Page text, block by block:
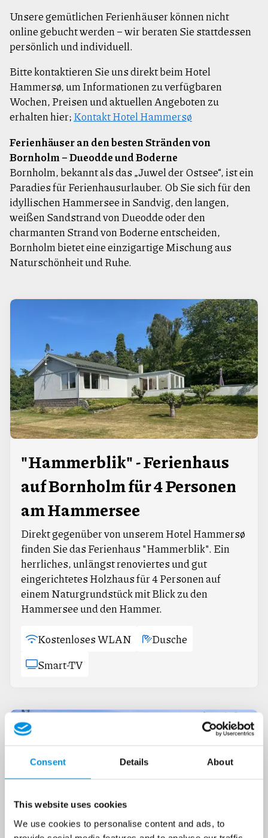
Consent Details About
This website uses cookies
We use cookies to personalise content and ads, to
Unsere gemütlichen Ferienhäuser können nicht
online gebucht werden – wir beraten Sie stattdessen
persönlich und individuell.
Bitte kontaktieren Sie uns direkt beim Hotel
Hammersø, um Informationen zu verfügbaren
Wochen, Preisen und aktuellen Angeboten zu
erhalten hier; Kontakt Hotel Hammersø
Ferienhäuser an den besten Stränden von
Bornholm – Dueodde und Boderne
Bornholm, bekannt als das „Juwel der Ostsee“, ist ein
Paradies für Ferienhausurlauber. Ob Sie sich für den
idyllischen Hammersee in Sandvig, den langen,
weißen Sandstrand von Dueodde oder den
charmanten Strand von Boderne entscheiden,
Bornholm bietet eine einzigartige Mischung aus
Naturschönheit und Ruhe.
"Hammerblik" - Ferienhaus
auf Bornholm für 4 Personen
am Hammersee
Direkt gegenüber von unserem Hotel Hammersø
finden Sie das Ferienhaus "Hammerblik". Ein
herrliches, unlängst renoviertes und gut
eingerichtetes Holzhaus für 4 Personen auf
einem Naturgrundstück mit Blick zu den
Hammersee und den Hammer.
Kostenloses WLAN
Dusche
Smart-TV